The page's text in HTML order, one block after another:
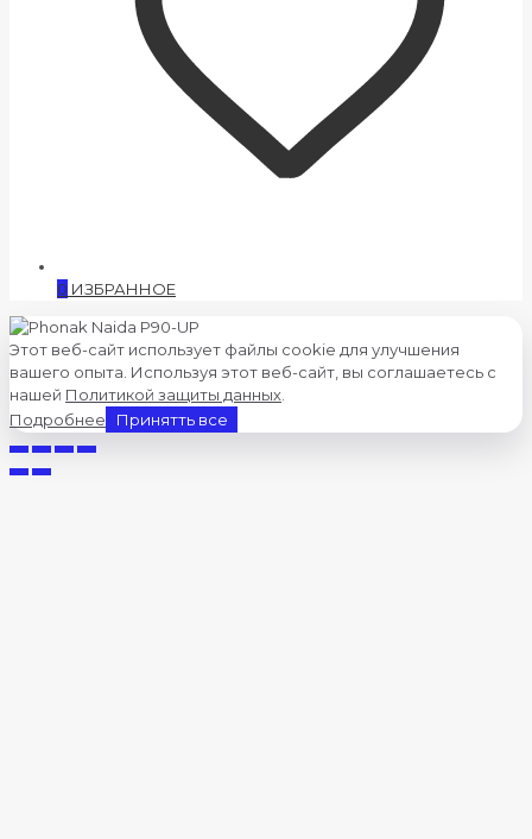
0 ИЗБРАННОЕ
Этот веб-сайт использует файлы cookie для улучшения
вашего опыта. Используя этот веб-сайт, вы соглашаетесь с
нашей Политикой защиты данных
Подробнее
Принятть все